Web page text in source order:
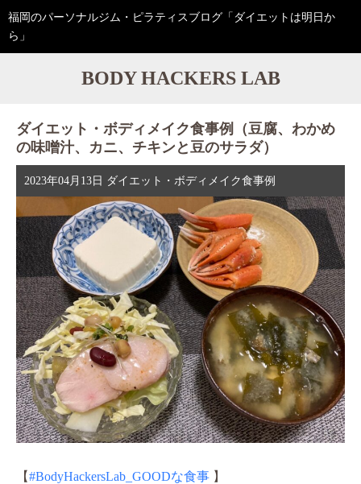
福岡のパーソナルジム・ピラティスブログ「ダイエットは明日か
ら」
BODY HACKERS LAB
ダイエット・ボディメイク食事例（豆腐、わかめ
の味噌汁、カニ、チキンと豆のサラダ）
2023年04月13日 ダイエット・ボディメイク食事例
【#BodyHackersLab_GOODな食事 】